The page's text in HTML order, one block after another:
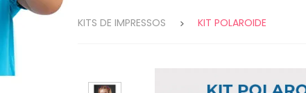
KITS DE IMPRESSOS KIT POLAROIDE